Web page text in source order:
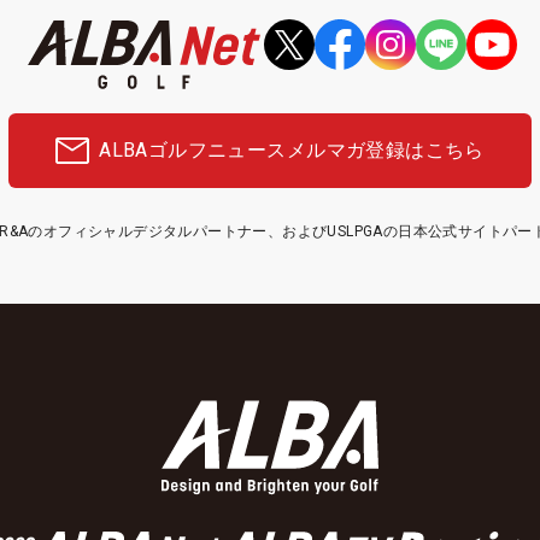
ALBAゴルフニュース メルマガ登録はこちら
のオフィシャルデジタルパートナー、およびUSLPGAの日本公式サイトパー